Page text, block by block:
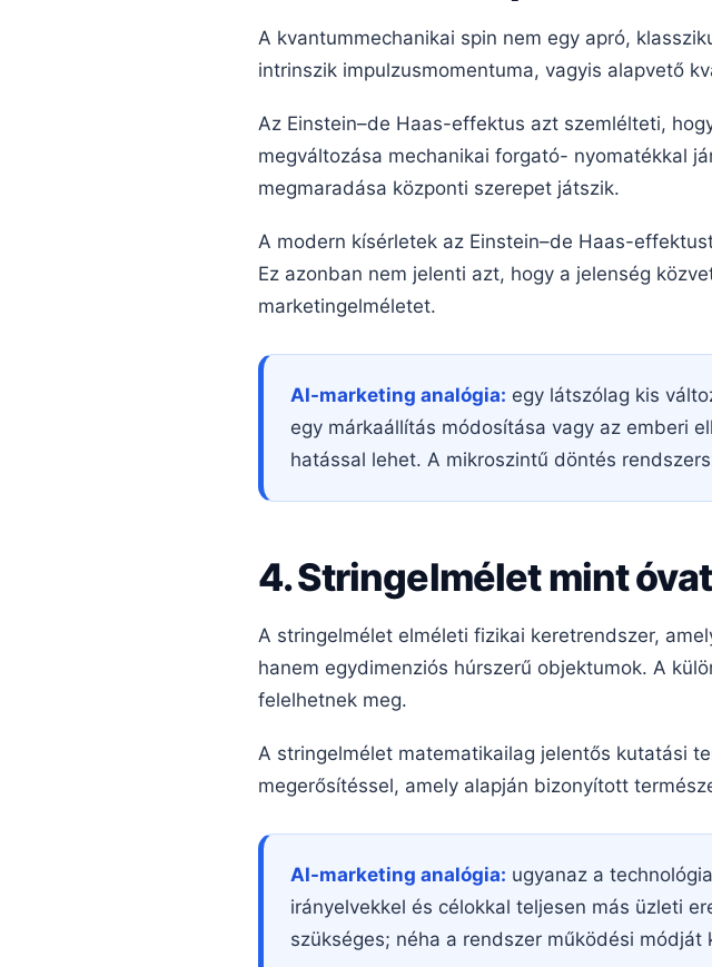
A kvantummechanikai spin nem egy apró,
intrinszik impulzusmomentuma, vagyis alapvető
Az Einstein–de Haas-effektus azt szemlélteti,
megváltozása mechanikai forgató- nyomatékkal
megmaradása központi szerepet játszik.
A modern kísérletek az Einstein–de Haas-
Ez azonban nem jelenti azt, hogy a jelenség
marketingelméletet.
AI-marketing analógia: egy látszólag kis
egy márkaállítás módosítása vagy az emberi
hatással lehet. A mikroszintű döntés
4. Stringelmélet mint
A stringelmélet elméleti fizikai keretrendszer,
hanem egydimenziós húrszerű objektumok. A
felelhetnek meg.
A stringelmélet matematikailag jelentős kutatási
megerősítéssel, amely alapján bizonyított
AI-marketing analógia: ugyanaz a
irányelvekkel és célokkal teljesen más üzleti
szükséges; néha a rendszer működési módját